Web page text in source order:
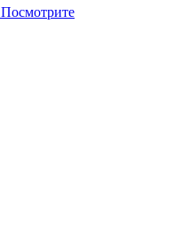
Посмотрите